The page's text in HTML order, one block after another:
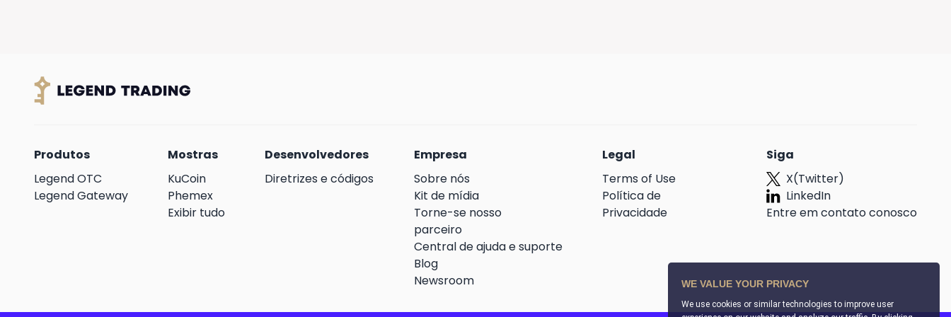
WE VALUE YOUR PRIVACY
We use cookies or similar technologies to improve user
合伙人系统会显示一个欢迎页面：
Produtos
Legend OTC
Legend Gateway
Mostras
KuCoin
Phemex
Exibir tudo
Desenvolvedores
Diretrizes e códigos
Empresa
Sobre nós
Kit de mídia
Torne-se nosso
parceiro
Central de ajuda e suporte
Blog
Newsroom
Legal
Terms of Use
Política de
Privacidade
Siga
X(Twitter)
LinkedIn
Entre em contato conosco